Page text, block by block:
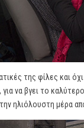
της φίλες και
να βγει το
ηλιόλουστη μέρα